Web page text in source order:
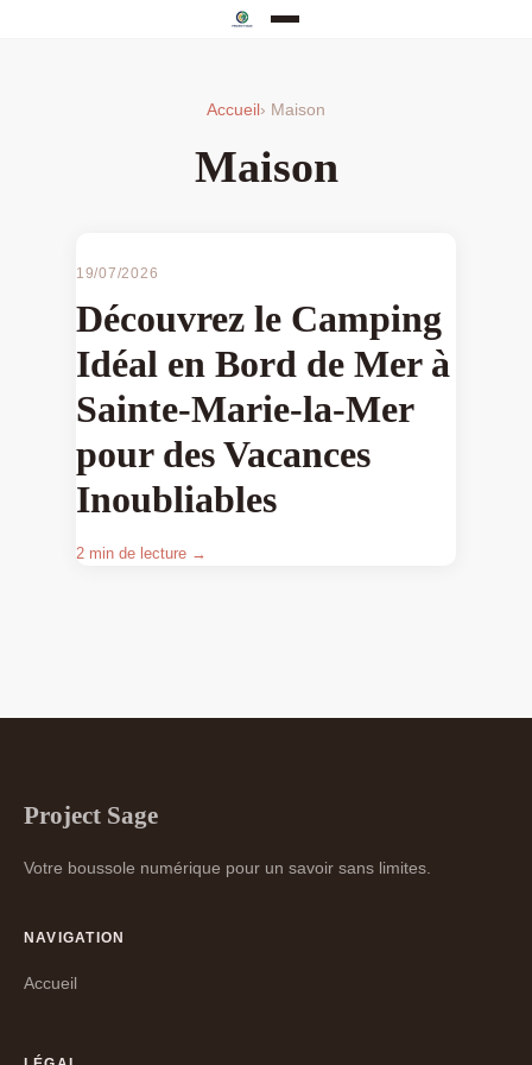
Accueil › Maison
Maison
19/07/2026
Découvrez le Camping
Idéal en Bord de Mer à
Sainte-Marie-la-Mer
pour des Vacances
Inoubliables
2 min de lecture →
Project Sage
Votre boussole numérique pour un savoir sans limites.
NAVIGATION
Accueil